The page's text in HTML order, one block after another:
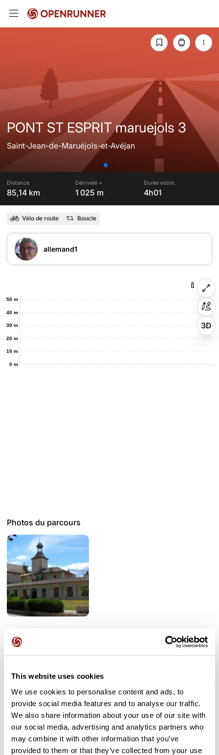
This website uses cookies
We use cookies to personalise content and ads, to
provide social media features and to analyse our traffic.
We also share information about your use of our site with
our social media, advertising and analytics partners who
may combine it with other information that you’ve
provided to them or that they’ve collected from your use
PONT ST ESPRIT maruejols 3
Saint-Jean-de-Maruéjols-et-Avéjan
Distance
85,14 km
Dénivelé +
1 025 m
Durée estim.
4h01
Vélo de route Boucle
allemand1
0 m
10 m
20 m
30 m
40 m
50 m
3D
Photos du parcours
Avis des utilisateurs
Soyez le premier à ajouter un avis !
Ajouter un avis